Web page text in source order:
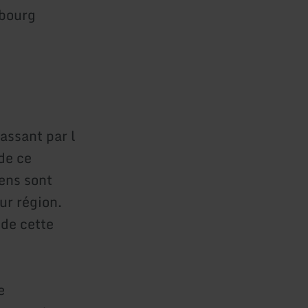
par l
ce
sont
région.
cette